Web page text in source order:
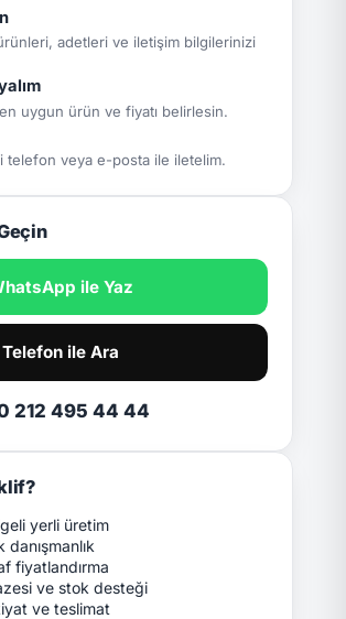
adetleri ve iletişim bilgilerinizi
uygun ürün ve fiyatı belirlesin.
telefon veya e-posta ile iletelim.
ile Yaz
Telefon ile Ara
212 495 44 44
yerli üretim
danışmanlık
fiyatlandırma
ve stok desteği
ve teslimat